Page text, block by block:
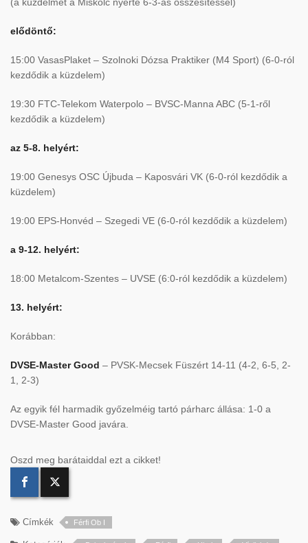
elődöntő:
15:00 VasasPlaket – Szolnoki Dózsa Praktiker (M4 Sport) (6-0-ról
kezdődik a küzdelem)
19:30 FTC-Telekom Waterpolo – BVSC-Manna ABC (5-1-ről
kezdődik a küzdelem)
az 5-8. helyért:
19:00 Genesys OSC Újbuda – Kaposvári VK (6-0-ról kezdődik a
küzdelem)
19:00 EPS-Honvéd – Szegedi VE (6-0-ról kezdődik a küzdelem)
a 9-12. helyért:
18:00 Metalcom-Szentes – UVSE (6:0-ról kezdődik a küzdelem)
13. helyért:
Korábban:
DVSE-Master Good – PVSK-Mecsek Füszért 14-11 (4-2, 6-5, 2-
1, 2-3)
Az egyik fél harmadik győzelméig tartó párharc állása: 1-0 a
DVSE-Master Good javára.
Oszd meg barátaiddal ezt a cikket!
Címkék Férfi Ob I